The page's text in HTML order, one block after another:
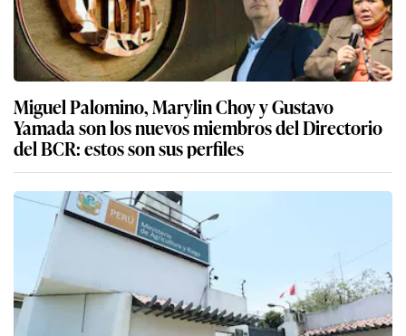
Miguel Palomino, Marylin Choy y Gustavo
Yamada son los nuevos miembros del Directorio
del BCR: estos son sus perfiles